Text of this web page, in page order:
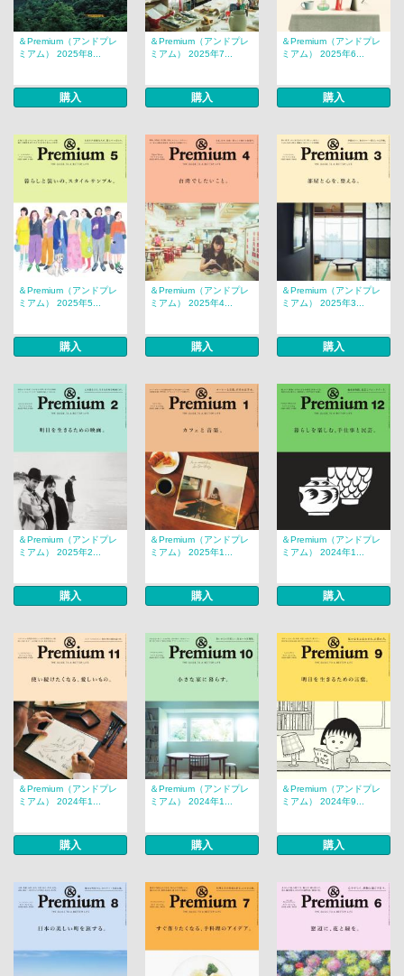
＆Premium（アンドプレ
ミアム） 2025年8...
購入
＆Premium（アンドプレ
ミアム） 2025年7...
購入
＆Premium（アンドプレ
ミアム） 2025年6...
購入
＆Premium（アンドプレ
ミアム） 2025年5...
購入
＆Premium（アンドプレ
ミアム） 2025年4...
購入
＆Premium（アンドプレ
ミアム） 2025年3...
購入
＆Premium（アンドプレ
ミアム） 2025年2...
購入
＆Premium（アンドプレ
ミアム） 2025年1...
購入
＆Premium（アンドプレ
ミアム） 2024年1...
購入
＆Premium（アンドプレ
ミアム） 2024年1...
購入
＆Premium（アンドプレ
ミアム） 2024年1...
購入
＆Premium（アンドプレ
ミアム） 2024年9...
購入